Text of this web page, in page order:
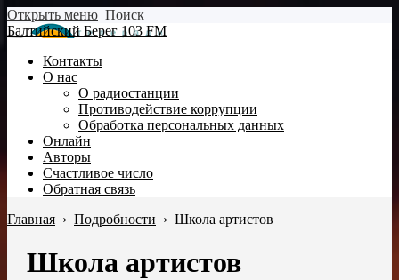
Открыть меню Поиск
Балтийский Берег 103 FM
Контакты
О нас
О радиостанции
Противодействие коррупции
Обработка персональных данных
Онлайн
Авторы
Счастливое число
Обратная связь
Главная › Подробности › Школа артистов
Школа артистов